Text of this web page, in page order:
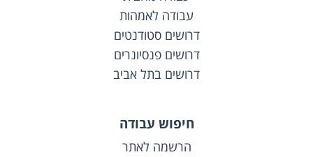
עבודה לאמהות
דרושים סטודנטים
דרושים פנסיונרים
דרושים בתל אביב
חיפוש עבודה
הרשמה לאתר